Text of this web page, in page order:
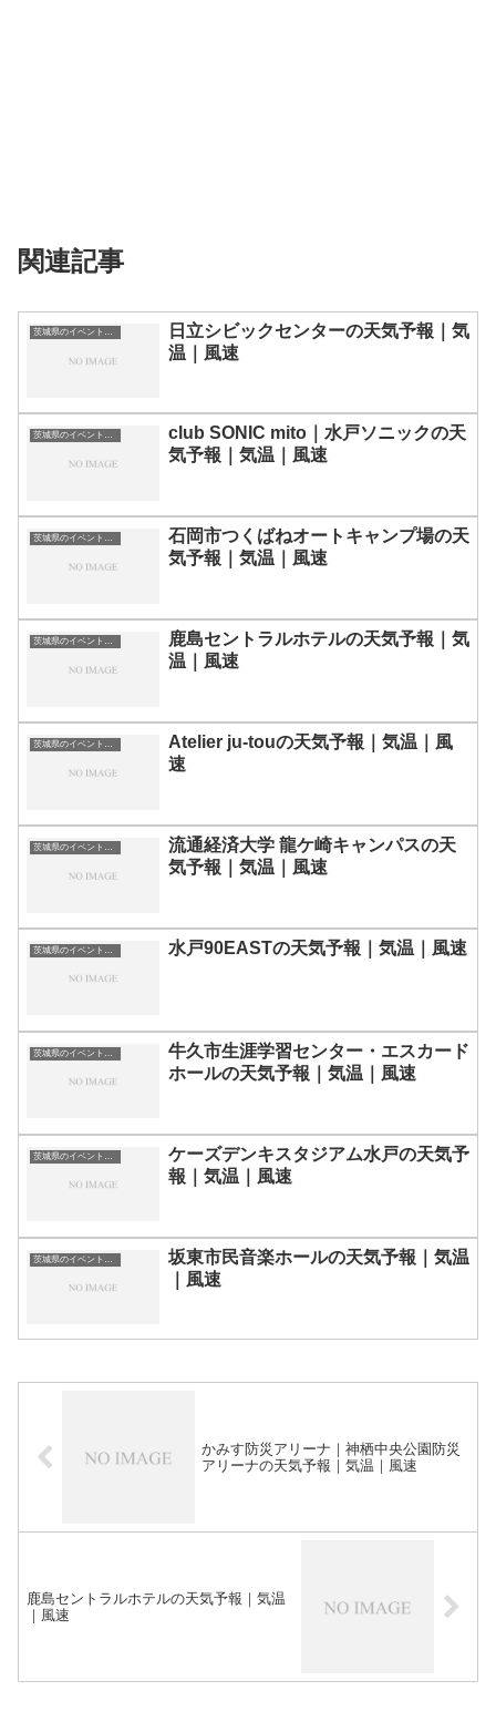
関連記事
茨城県のイベント会場一覧
日立シビックセンターの天気予報｜気
温｜風速
茨城県のイベント会場一覧
club SONIC mito｜水戸ソニックの天
気予報｜気温｜風速
茨城県のイベント会場一覧
石岡市つくばねオートキャンプ場の天
気予報｜気温｜風速
茨城県のイベント会場一覧
鹿島セントラルホテルの天気予報｜気
温｜風速
茨城県のイベント会場一覧
Atelier ju-touの天気予報｜気温｜風
速
茨城県のイベント会場一覧
流通経済大学 龍ケ崎キャンパスの天
気予報｜気温｜風速
茨城県のイベント会場一覧 水戸90EASTの天気予報｜気温｜風速
牛久市生涯学習センター・エスカード
ホールの天気予報｜気温｜風速
ケーズデンキスタジアム水戸の天気予
報｜気温｜風速
坂東市民音楽ホールの天気予報｜気温
｜風速
かみす防災アリーナ｜神栖中央公園防災
アリーナの天気予報｜気温｜風速
鹿島セントラルホテルの天気予報｜気温
｜風速